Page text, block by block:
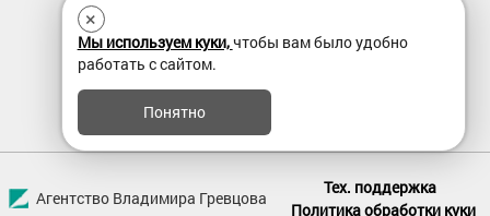
Агентство Владимира Гревцова
Тех. поддержка
Политика обработки куки
×
Мы используем куки,чтобы вам было удобно
работать с сайтом.
Понятно